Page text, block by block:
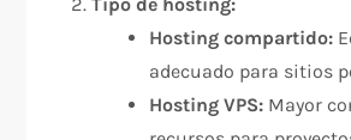
Hosting compartido:
adecuado para sitios
Hosting VPS: Mayor